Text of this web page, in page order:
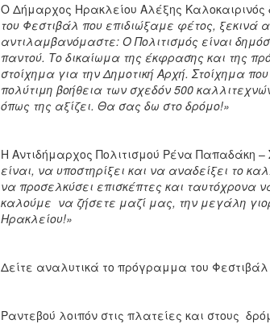
Ο Δήμαρχος Ηρακλείου Αλέξης Καλοκαιρινός
του Φεστιβάλ που επιδιώξαμε φέτος, ξεκινά
αντιλαμβανόμαστε: Ο Πολιτισμός είναι
παντού. Το δικαίωμα της έκφρασης και της
στοίχημα για την Δημοτική Αρχή. Στοίχημα
πολύτιμη βοήθεια των σχεδόν 500
όπως της αξίζει. Θα σας δω στο δρόμο!»
Η Αντιδήμαρχος Πολιτισμού Ρένα Παπαδάκη –
είναι, να υποστηρίξει και να αναδείξει το
να προσελκύσει επισκέπτες και
καλούμε να ζήσετε μαζί μας, την μεγάλη
Ηρακλείου!»
Δείτε αναλυτικά το πρόγραμμα του
Ραντεβού λοιπόν στις πλατείες και στους